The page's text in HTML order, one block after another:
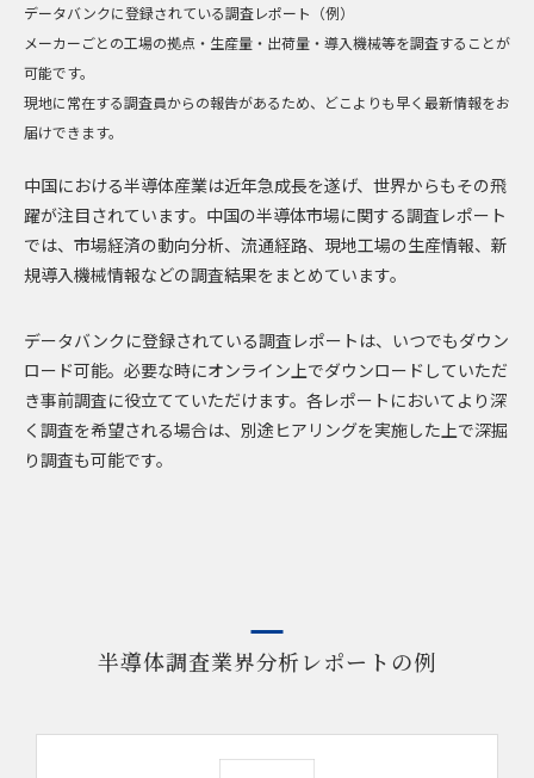
中国における半導体産業は近年急成長を遂げ、世界からもその飛
躍が注目されています。中国の半導体市場に関する調査レポート
では、市場経済の動向分析、流通経路、現地工場の生産情報、新
規導入機械情報などの調査結果をまとめています。
データバンクに登録されている調査レポートは、いつでもダウン
ロード可能。必要な時にオンライン上でダウンロードしていただ
き事前調査に役立てていただけます。各レポートにおいてより深
く調査を希望される場合は、別途ヒアリングを実施した上で深掘
り調査も可能です。
データバンクに登録されている調査レポート（例）
メーカーごとの工場の拠点・生産量・出荷量・導入機械等を調査することが
可能です。
現地に常在する調査員からの報告があるため、どこよりも早く最新情報をお
届けできます。
半導体調査業界分析レポートの例